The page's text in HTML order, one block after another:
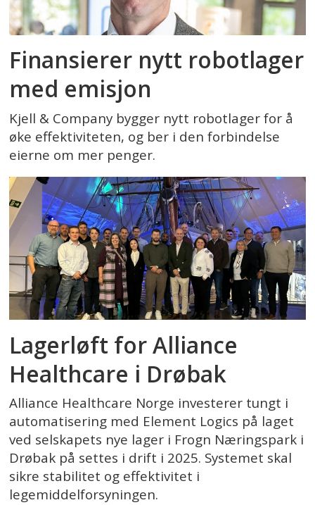
Finansierer nytt robotlager
med emisjon
Kjell & Company bygger nytt robotlager for å
øke effektiviteten, og ber i den forbindelse
eierne om mer penger.
Lagerløft for Alliance
Healthcare i Drøbak
Alliance Healthcare Norge investerer tungt i
automatisering med Element Logics på laget
ved selskapets nye lager i Frogn Næringspark i
Drøbak på settes i drift i 2025. Systemet skal
sikre stabilitet og effektivitet i
legemiddelforsyningen.